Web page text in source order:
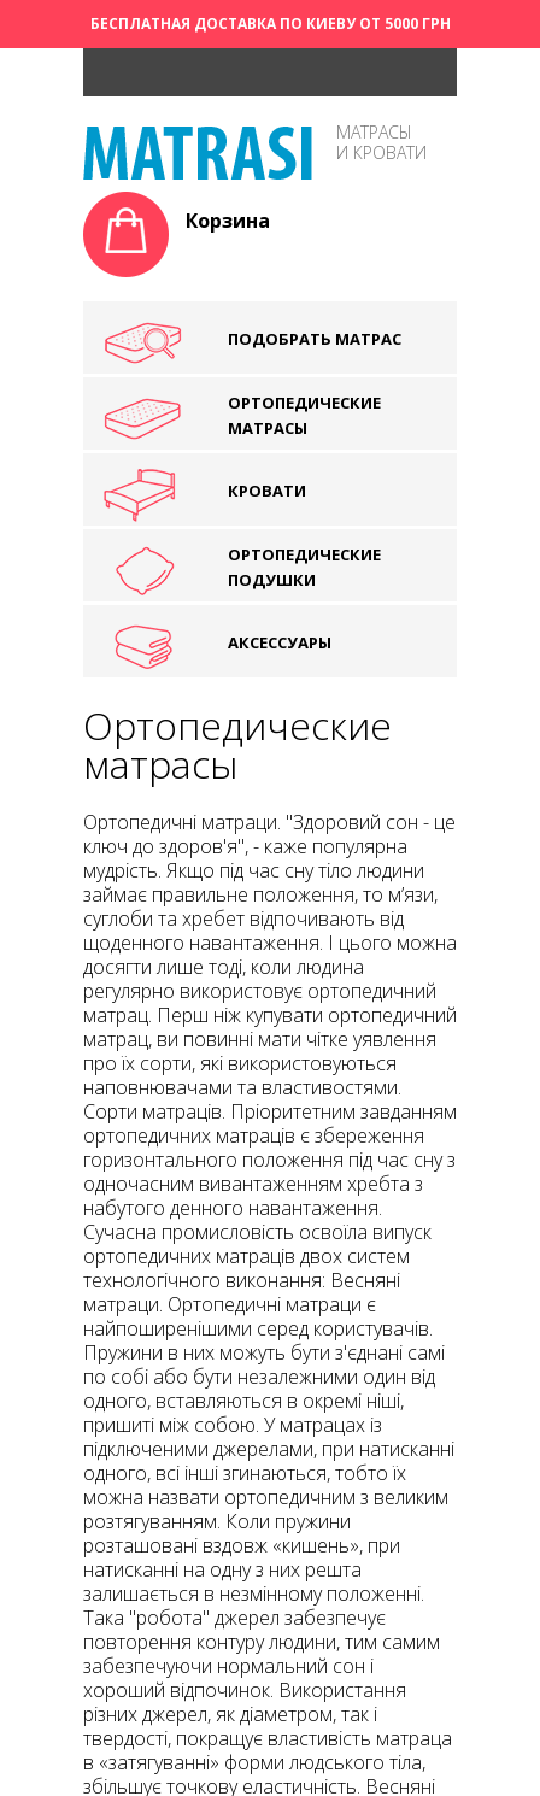
БЕСПЛАТНАЯ ДОСТАВКА ПО КИЕВУ ОТ 5000 ГРН
МАТРАСЫ
И КРОВАТИ
Корзина
ПОДОБРАТЬ МАТРАС
ОРТОПЕДИЧЕСКИЕ
МАТРАСЫ
КРОВАТИ
ОРТОПЕДИЧЕСКИЕ
ПОДУШКИ
АКСЕССУАРЫ
Ортопедические
матрасы
Ортопедичні матраци. "Здоровий сон - це
ключ до здоров'я", - каже популярна
мудрість. Якщо під час сну тіло людини
займає правильне положення, то м’язи,
суглоби та хребет відпочивають від
щоденного навантаження. І цього можна
досягти лише тоді, коли людина
регулярно використовує ортопедичний
матрац. Перш ніж купувати ортопедичний
матрац, ви повинні мати чітке уявлення
про їх сорти, які використовуються
наповнювачами та властивостями.
Сорти матраців. Пріоритетним завданням
ортопедичних матраців є збереження
горизонтального положення під час сну з
одночасним вивантаженням хребта з
набутого денного навантаження.
Сучасна промисловість освоїла випуск
ортопедичних матраців двох систем
технологічного виконання: Весняні
матраци. Ортопедичні матраци є
найпоширенішими серед користувачів.
Пружини в них можуть бути з'єднані самі
по собі або бути незалежними один від
одного, вставляються в окремі ніші,
пришиті між собою. У матрацах із
підключеними джерелами, при натисканні
одного, всі інші згинаються, тобто їх
можна назвати ортопедичним з великим
розтягуванням. Коли пружини
розташовані вздовж «кишень», при
натисканні на одну з них решта
залишається в незмінному положенні.
Така "робота" джерел забезпечує
повторення контуру людини, тим самим
забезпечуючи нормальний сон і
хороший відпочинок. Використання
різних джерел, як діаметром, так і
твердості, покращує властивість матраца
в «затягуванні» форми людського тіла,
збільшує точкову еластичність. Весняні